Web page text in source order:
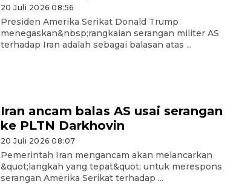
20 Juli 2026 08:56
Presiden Amerika Serikat Donald Trump
menegaskan&nbsp;rangkaian serangan militer AS
terhadap Iran adalah sebagai balasan atas ...
Iran ancam balas AS usai serangan
ke PLTN Darkhovin
20 Juli 2026 08:07
Pemerintah Iran mengancam akan melancarkan
&quot;langkah yang tepat&quot; untuk merespons
serangan Amerika Serikat terhadap ...